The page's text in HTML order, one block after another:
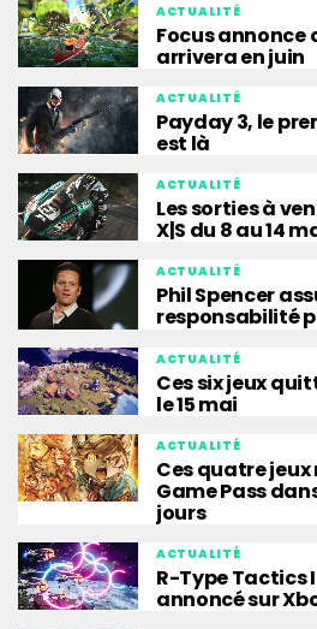
ACTUALITÉ
Focus annonce
arrivera en juin
ACTUALITÉ
Payday 3, le
est là
ACTUALITÉ
Les sorties à
X|S du 8 au 14
ACTUALITÉ
Phil Spencer
responsabilité
ACTUALITÉ
Ces six jeux
le 15 mai
ACTUALITÉ
Ces quatre
Game Pass
jours
ACTUALITÉ
R-Type Tactics
annoncé sur